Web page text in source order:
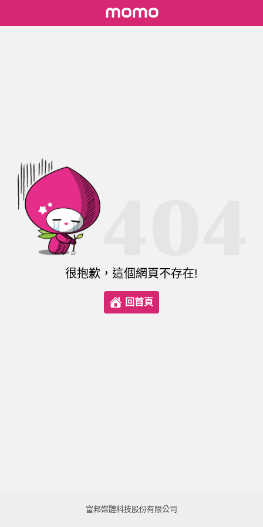
很抱歉，這個網頁不存在!
回首頁
富邦媒體科技股份有限公司